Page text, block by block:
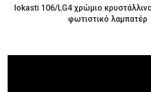
Iokasti 106/LG4 χρώμιο
φωτιστικό λαμπατέρ